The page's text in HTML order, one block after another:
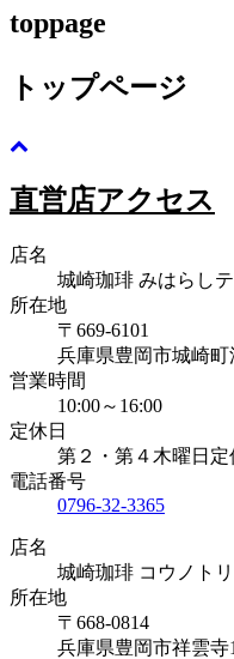
toppage
トップページ
直営店アクセス
店名
城崎珈琲 みはらし
所在地
〒669-6101
兵庫県豊岡市城崎
営業時間
10:00～16:00
定休日
第２・第４木曜日定
電話番号
0796-32-3365
店名
城崎珈琲 コウノト
所在地
〒668-0814
兵庫県豊岡市祥雲寺